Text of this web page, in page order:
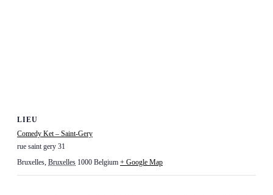
LIEU
Comedy Ket – Saint-Gery
rue saint gery 31
Bruxelles, Bruxelles 1000 Belgium + Google Map